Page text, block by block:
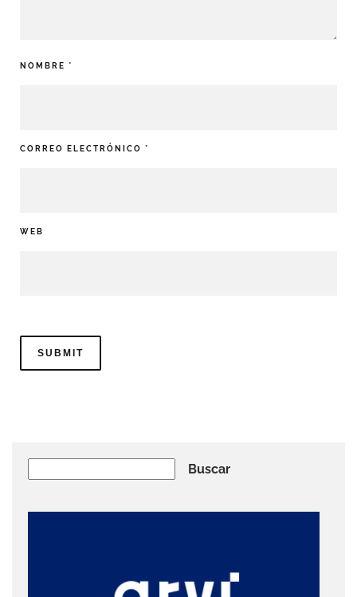
NOMBRE *
CORREO ELECTRÓNICO *
WEB
Buscar